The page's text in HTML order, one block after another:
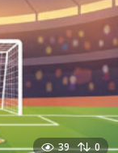
39 0